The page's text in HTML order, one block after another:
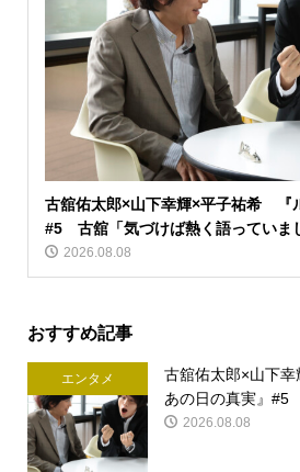
古舘佑太郎×山下幸輝×平子祐希 『
#5 古舘「気づけば熱く語っていま
2026.08.08
おすすめ記事
エンタメ
古舘佑太郎×山下
あの日の真実』#5
2026.08.08